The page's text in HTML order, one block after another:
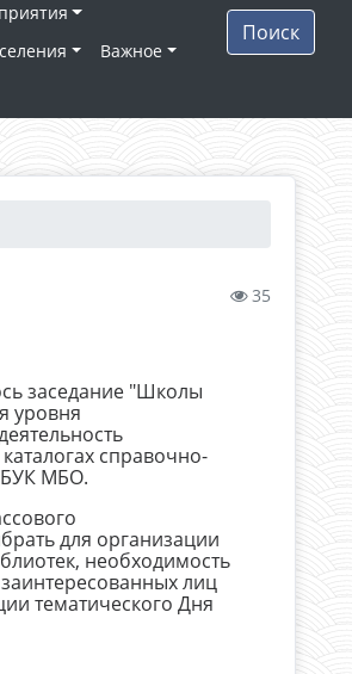
Важное
Поиск
35
заседание "Школы
уровня
справочно-
МБО.
для организации
необходимость
лиц
тематического Дня